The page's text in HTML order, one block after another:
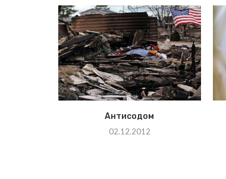
Антисодом
02.12.2012